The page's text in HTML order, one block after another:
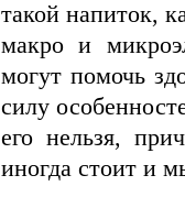
такой напиток,
макро и
могут помочь
силу
его нельзя,
иногда стоит и